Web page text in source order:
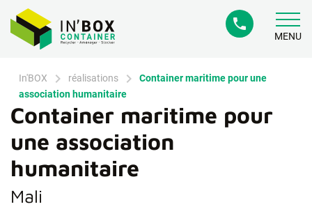
phone
MENU
In'BOX chevron_right réalisations chevron_right
Container maritime pour une
association humanitaire
Container maritime pour
une association
humanitaire
Mali